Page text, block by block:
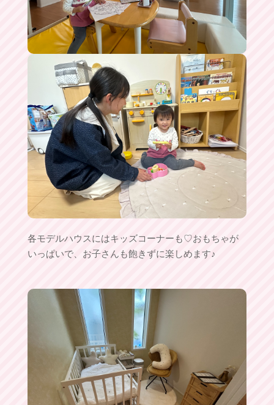
各モデルハウスにはキッズコーナーも♡おもちゃが
いっぱいで、お子さんも飽きずに楽しめます♪